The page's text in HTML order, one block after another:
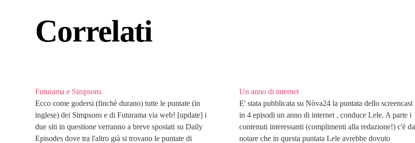
Correlati
Futurama e Simpsons
Ecco come godersi (finchè durano) tutte le puntate (in
inglese) dei Simpsons e di Futurama via web! [update] i
due siti in questione verranno a breve spostati su Daily
Episodes dove tra l'altro già si trovano le puntate di
Un anno di internet
E' stata pubblicata su Nòva24 la puntata dello screencast
in 4 episodi un anno di internet , conduce Lele. A parte i
contenuti interessanti (complimenti alla redazione!) c'è da
notare che in questa puntata Lele avrebbe dovuto